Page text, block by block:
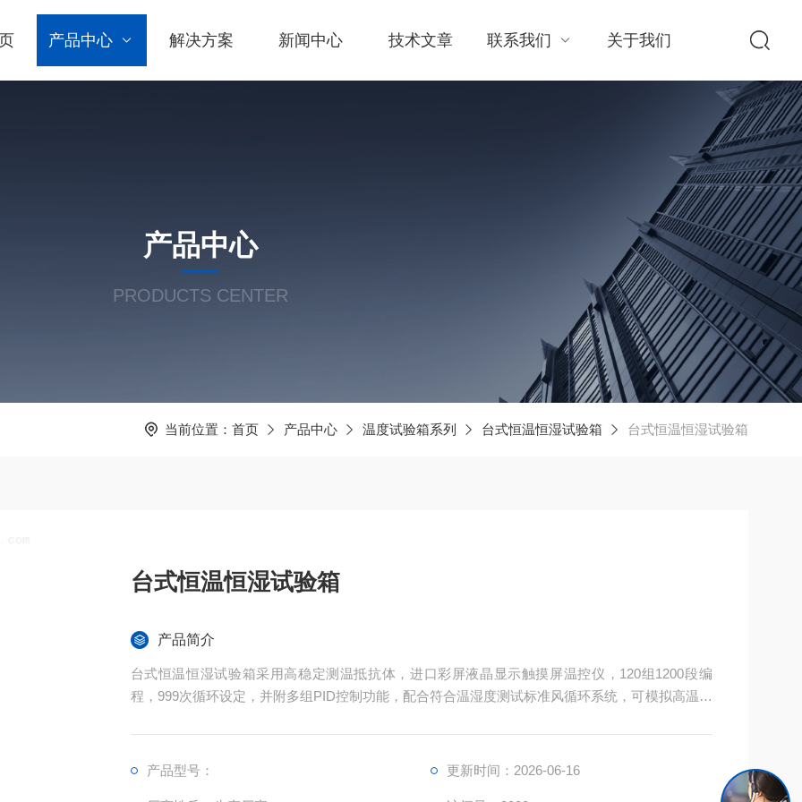
产品中心 解决方案 新闻中心 技术文章 联系我们 关于我们
产品中心
PRODUCTS CENTER
当前位置： 首页 产品中心 温度试验箱系列 台式恒温恒湿试验箱 台式恒温恒湿试验箱
台式恒温恒湿试验箱
产品简介
台式恒温恒湿试验箱采用高稳定测温抵抗体，进口彩屏液晶显示触摸屏温控仪，120组1200段编
程，999次循环设定，并附多组PID控制功能，配合符合温湿度测试标准风循环系统，可模拟高温高
产品型号：
更新时间：2026-06-16